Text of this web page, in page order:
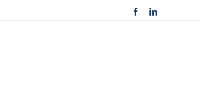
FacebookLinkedIn